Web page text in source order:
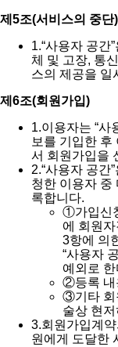
제5조(서비스의 중단)
1.“사용자 공간
체 및 고장, 통
스의 제공을 일
제6조(회원가입)
1.이용자는 “사
보를 기입한 후
서 회원가입을
2.“사용자 공간
청한 이용자 중
록합니다.
①가입신
에 회원
3항에 의
“사용자
예외로 한
②등록
③기타 회
술상 현
3.회원가입계약
원에게 도달한